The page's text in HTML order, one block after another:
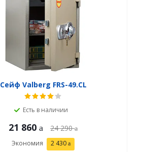
Сейф Valberg FRS-49.CL
Есть в наличии
21 860 24 290
Экономия 2 430